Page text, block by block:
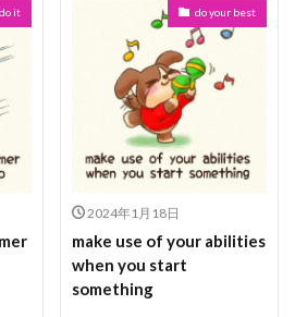
it do your best
2024年1月18日
make use of your abilities
when you start
something